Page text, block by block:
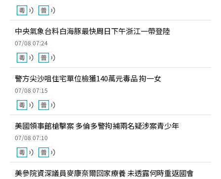
中央氣象台料白海豚最快周日下午浙江一帶登陸
07/08 07:24
警方尖沙咀住宅單位檢獲140萬元毒品 拘一女
07/08 07:15
美國領事館槍擊案 多倫多警拘捕兩名疑涉案青少年
07/08 07:10
美參院資深議員麥康奈爾回家療養 未透露何時重返國會